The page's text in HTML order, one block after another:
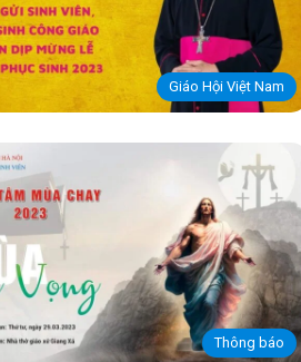
Giáo Hội Việt Nam
Thông báo